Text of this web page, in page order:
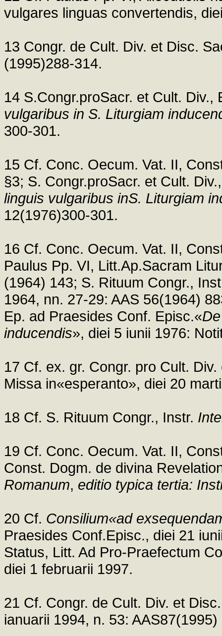
vulgares linguas convertendis,
13 Congr. de Cult. Div. et Disc.
(1995)288-314.
14 S.Congr.proSacr. et Cult.
vulgaribus in S. Liturgiam
300-301.
15 Cf. Conc. Oecum. Vat. II,
§3; S. Congr.proSacr. et Cult.
linguis vulgaribus inS. Liturgiam
12(1976)300-301.
16 Cf. Conc. Oecum. Vat. II,
Paulus Pp. VI, Litt.Ap.Sacram
(1964) 143; S. Rituum Congr.,
1964, nn. 27-29: AAS 56(1964)
Ep. ad Praesides Conf. Episc.«
inducendis», diei 5 iunii 1976:
17 Cf. ex. gr. Congr. pro Cult.
Missa in«esperanto», diei 20
18 Cf. S. Rituum Congr., Instr.
19 Cf. Conc. Oecum. Vat. II,
Const. Dogm. de divina
Romanum, editio typica tertia:
20 Cf. Consilium«ad
Praesides Conf.Episc., diei 21
Status, Litt. Ad Pro-Praefectum
diei 1 februarii 1997.
21 Cf. Congr. de Cult. Div. et
ianuarii 1994, n. 53: AAS87(1995)